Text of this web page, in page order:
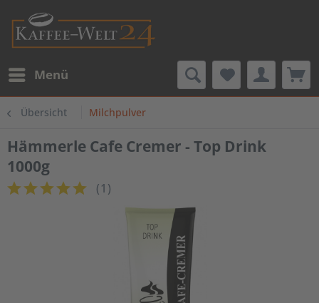
Menü
Übersicht Milchpulver
Hämmerle Cafe Cremer - Top Drink
1000g
(1 )